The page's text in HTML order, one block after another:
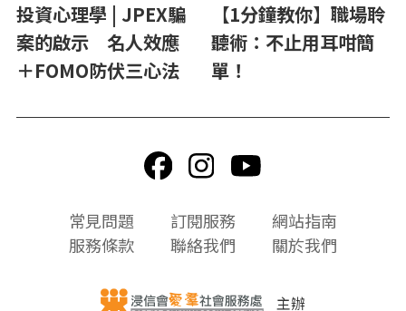
投資心理學 | JPEX騙
案的啟示 名人效應
＋FOMO防伏三心法
【1分鐘教你】職場聆
聽術：不止用耳咁簡
單！
常見問題 訂閱服務
網站指南
服務條款
聯絡我們 關於我們
主辦